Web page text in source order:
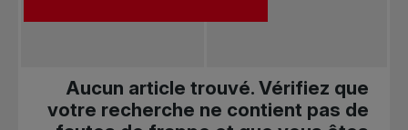
Aucun article trouvé. Vérifiez que
votre recherche ne contient pas de